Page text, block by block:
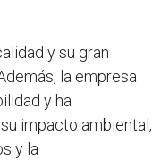
y su gran
la empresa
y ha
impacto ambiental,
y la